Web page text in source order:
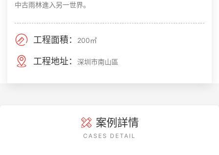
中古雨林進入另一世界。
工程面積： 200㎡
工程地址： 深圳市南山區
案例詳情
CASES DETAIL